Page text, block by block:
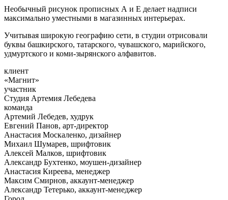
Необычный рисунок прописных А и Е делает надписи
максимально уместными в магазинных интерьерах.
Учитывая широкую географию сети, в студии отрисовали
буквы башкирского, татарского, чувашского, марийского,
удмуртского и коми-зырянского алфавитов.
клиент
«Магнит»
участник
Студия Артемия Лебедева
команда
Артемий Лебедев, худрук
Евгений Панов, арт-директор
Анастасия Москаленко, дизайнер
Михаил Шумарев, шрифтовик
Алексей Малков, шрифтовик
Александр Бухтенко, моушен-дизайнер
Анастасия Киреева, менеджер
Максим Смирнов, аккаунт-менеджер
Александр Тетерько, аккаунт-менеджер